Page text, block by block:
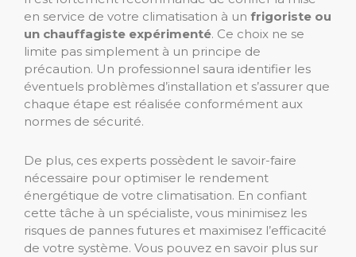
en service de votre climatisation à un frigoriste ou
un chauffagiste expérimenté. Ce choix ne se
limite pas simplement à un principe de
précaution. Un professionnel saura identifier les
éventuels problèmes d’installation et s’assurer que
chaque étape est réalisée conformément aux
normes de sécurité.
De plus, ces experts possèdent le savoir-faire
nécessaire pour optimiser le rendement
énergétique de votre climatisation. En confiant
cette tâche à un spécialiste, vous minimisez les
risques de pannes futures et maximisez l’efficacité
de votre système. Vous pouvez en savoir plus sur